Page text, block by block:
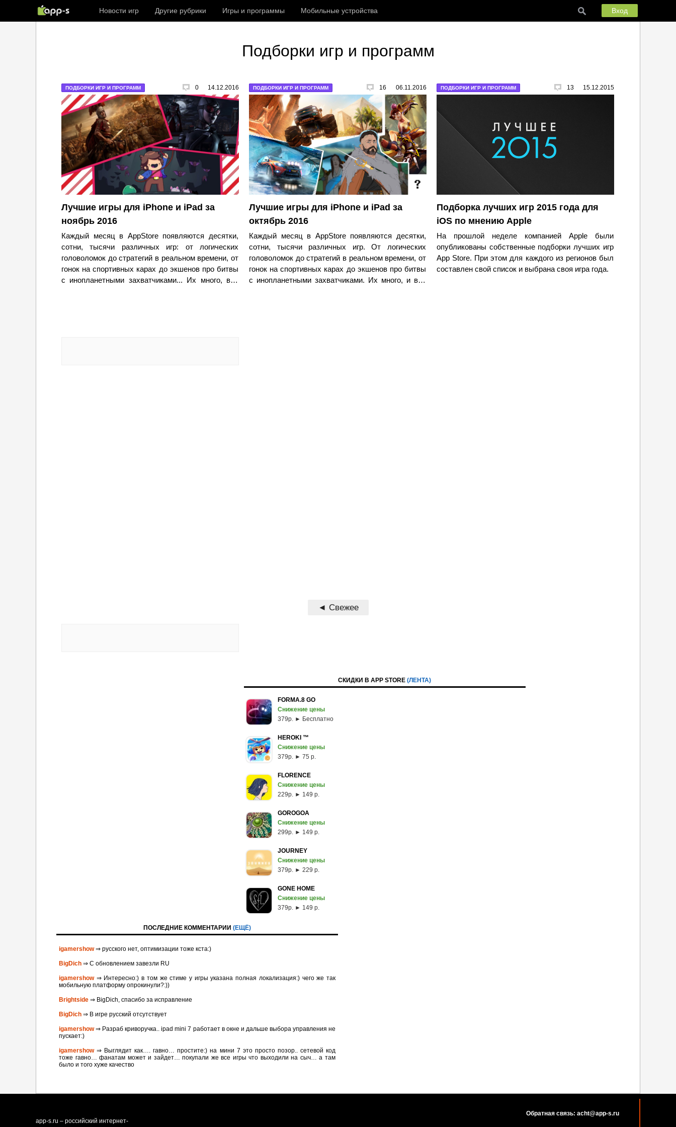
Новости игр Другие рубрики Игры и программы Мобильные устройства Вход
Подборки игр и программ
ПОДБОРКИ ИГР И ПРОГРАММ 0 14.12.2016
Лучшие игры для iPhone и iPad за
ноябрь 2016
Каждый месяц в AppStore появляются десятки,
сотни, тысячи различных игр: от логических
головоломок до стратегий в реальном времени, от
гонок на спортивных карах до экшенов про битвы
с инопланетными захватчиками... Их много, все
ПОДБОРКИ ИГР И ПРОГРАММ 16 06.11.2016
Лучшие игры для iPhone и iPad за
октябрь 2016
Каждый месяц в AppStore появляются десятки,
сотни, тысячи различных игр. От логических
головоломок до стратегий в реальном времени, от
гонок на спортивных карах до экшенов про битвы
с инопланетными захватчиками. Их много, и все
ПОДБОРКИ ИГР И ПРОГРАММ 13 15.12.2015
Подборка лучших игр 2015 года для
iOS по мнению Apple
На прошлой неделе компанией Apple были
опубликованы собственные подборки лучших игр
App Store. При этом для каждого из регионов был
составлен свой список и выбрана своя игра года.
◄ Свежее
СКИДКИ В APP STORE(ЛЕНТА)
FORMA.8 GO
Снижение цены
379p. ► Бесплатно
HEROKI ™
Снижение цены
379p. ► 75 р.
FLORENCE
Снижение цены
229p. ► 149 р.
GOROGOA
Снижение цены
299p. ► 149 р.
JOURNEY
Снижение цены
379p. ► 229 р.
GONE HOME
Снижение цены
379p. ► 149 р.
ПОСЛЕДНИЕ КОММЕНТАРИИ (ЕЩЁ)
igamershow⇒ русского нет, оптимизации тоже кста:)
BigDich ⇒ С обновлением завезли RU
igamershow⇒ Интересно:) в том же стиме у игры указана полная локализация:) чего же так
мобильную платформу опрокинули?:))
Brightside ⇒ BigDich, спасибо за исправление
BigDich ⇒ В игре русский отсутствует
igamershow⇒ Разраб криворучка.. ipad mini 7 работает в окне и дальше выбора управления не
пускает:)
igamershow⇒ Выглядит как…. гавно… простите:) на мини 7 это просто позор.. сетевой код
тоже гавно… фанатам может и зайдет… покупали же все игры что выходили на сыч… а там
было и того хуже качество
app-s.ru – российский интернет-
Обратная связь: acht@app-s.ru